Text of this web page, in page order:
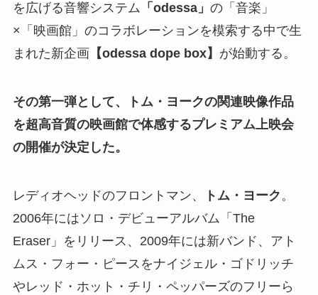
を広げる音響システム 「odessa」 の「音楽」
×「映画館」のコラボレーションを模索する中で生
まれた新企画 【odessa dope box】 が始動する。
その第一弾として、トム・ヨークの関連映像作品
を超高音質の映画館で体感するプレミアム上映会
の開催が決定した。
レディオヘッドのフロントマン、 トム・ヨーク 。
2006年にはソロ・デビューアルバム「The
Eraser」をリリース、2009年には新バンド、アト
ムス・フォー・ピースをナイジェル・ゴドリッチ
やレッド・ホット・チリ・ペッパーズのフリーら